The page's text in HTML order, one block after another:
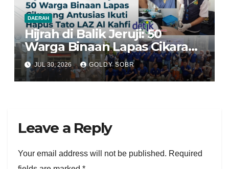
DAERAH
Hijrah di Balik Jeruji: 50
Warga Binaan Lapas Cikarang
Antusias Ikuti Program Hapus
Tato LAZ Al Kahfi
JUL 30, 2026 GOLDY SOBR
Leave a Reply
Your email address will not be published. Required